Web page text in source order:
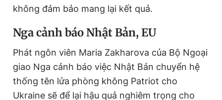
không đảm bảo mang lại kết quả.
Nga cảnh báo Nhật Bản, EU
Phát ngôn viên Maria Zakharova của Bộ Ngoại
giao Nga cảnh báo việc Nhật Bản chuyển hệ
thống tên lửa phòng không Patriot cho
Ukraine sẽ để lại hậu quả nghiêm trọng cho